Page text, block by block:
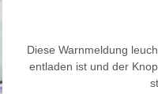
Diese Warnmeldung
entladen ist und der